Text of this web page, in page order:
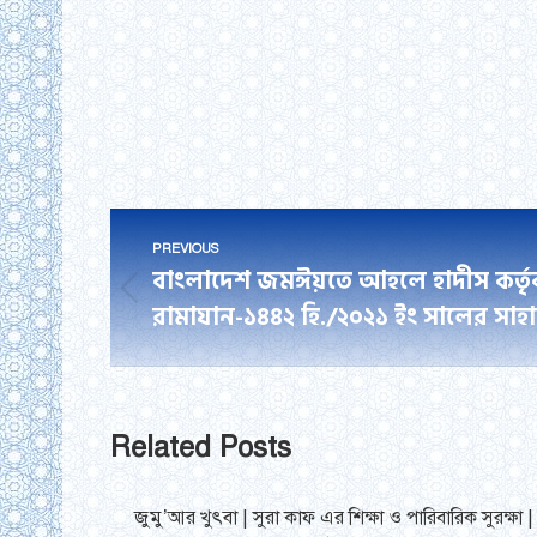
Post
navigation
PREVIOUS
Previous
post:
বাংলাদেশ জমঈয়তে আহলে হাদীস
রামাযান-১৪৪২ হি./২০২১ ইং সালের
Related Posts
জুমু’আর খুৎবা | সুরা কাফ এর শিক্ষা ও পারিবারিক সুরক্ষা |